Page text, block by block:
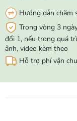
Hướng dẫn chăm
Trong vòng 3
đổi 1, nếu trong quá
ảnh, video kèm theo
Hỗ trợ phí vận